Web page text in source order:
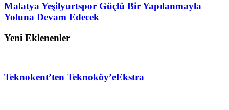
Malatya Yeşilyurtspor Güçlü Bir Yapılanmayla
Yoluna Devam Edecek
Yeni Eklenenler
Teknokent’ten Teknoköy’eEkstra